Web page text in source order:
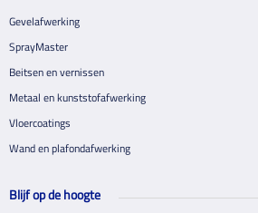
Gevelafwerking
SprayMaster
Beitsen en vernissen
Metaal en kunststofafwerking
Vloercoatings
Wand en plafondafwerking
Blijf op de hoogte